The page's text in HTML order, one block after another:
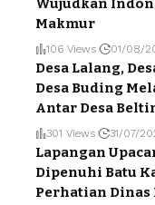
Wujudkan
Makmur
106 Views 01/08/
Desa Lalang,
Desa Buding
Antar Desa
301 Views 31/07/
Lapangan
Dipenuhi Batu
Perhatian